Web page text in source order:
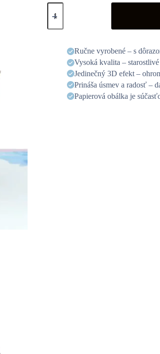
3D
üdvözlőlap
Virágmix
Ručne vyrobené – s
Vysoká kvalita –
Jedinečný 3D efekt –
Prináša úsmev a radosť –
Papierová obálka je